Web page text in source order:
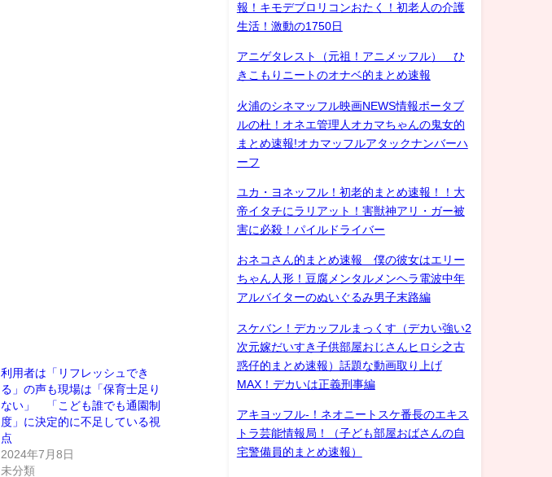
利用者は「リフレッシュでき
る」の声も現場は「保育士足り
ない」 「こども誰でも通園制
度」に決定的に不足している視
点
2024年7月8日
未分類
報！キモデブロリコンおたく！初老人の介護
生活！激動の1750日
アニゲタレスト（元祖！アニメッフル） ひ
きこもりニートのオナベ的まとめ速報
火浦のシネマッフル映画NEWS情報ポータブ
ルの杜！オネエ管理人オカマちゃんの鬼女的
まとめ速報!オカマッフルアタックナンバーハ
ーフ
ユカ・ヨネッフル！初老的まとめ速報！！大
帝イタチにラリアット！害獣神アリ・ガー被
害に必殺！パイルドライバー
おネコさん的まとめ速報 僕の彼女はエリー
ちゃん人形！豆腐メンタルメンヘラ電波中年
アルバイターのぬいぐるみ男子末路編
スケバン！デカッフルまっくす（デカい強い2
次元嫁だいすき子供部屋おじさんヒロシ之古
惑仔的まとめ速報）話題な動画取り上げ
MAX！デカいは正義刑事編
アキヨッフル-！ネオニートスケ番長のエキス
トラ芸能情報局！（子ども部屋おばさんの自
宅警備員的まとめ速報）